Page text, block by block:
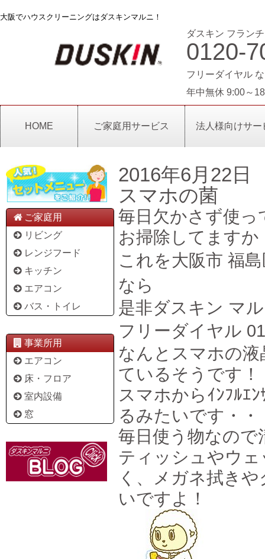
大阪でハウスクリーニングはダスキンマルニ！
ダスキン フラン
0120-
フリーダイヤル
年中無休 9:00～
HOME ご家庭用サービス 法人様向けサー
ご家庭用
リビング
レンジフード
キッチン
エアコン
バス・トイレ
事業所用
エアコン
床・フロア
室内設備
窓
2016年6月22日
スマホの菌
毎日欠かさず使っ
お掃除してますか
これを大阪市 福
なら
是非ダスキン マ
フリーダイヤル
なんとスマホの
ているそうです！
スマホからｲﾝﾌﾙｴ
るみたいです・・
毎日使う物なの
ティッシュやウ
く、メガネ拭き
いですよ！